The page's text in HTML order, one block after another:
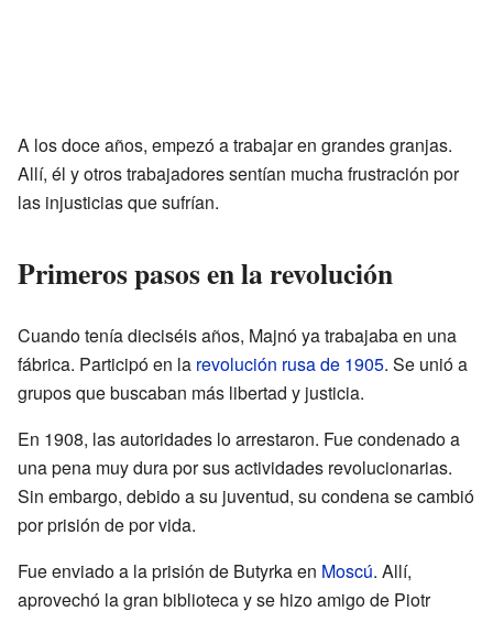
A los doce años, empezó a trabajar en grandes granjas.
Allí, él y otros trabajadores sentían mucha frustración por
las injusticias que sufrían.
Primeros pasos en la revolución
Cuando tenía dieciséis años, Majnó ya trabajaba en una
fábrica. Participó en la revolución rusa de 1905. Se unió a
grupos que buscaban más libertad y justicia.
En 1908, las autoridades lo arrestaron. Fue condenado a
una pena muy dura por sus actividades revolucionarias.
Sin embargo, debido a su juventud, su condena se cambió
por prisión de por vida.
Fue enviado a la prisión de Butyrka en Moscú. Allí,
aprovechó la gran biblioteca y se hizo amigo de Piotr